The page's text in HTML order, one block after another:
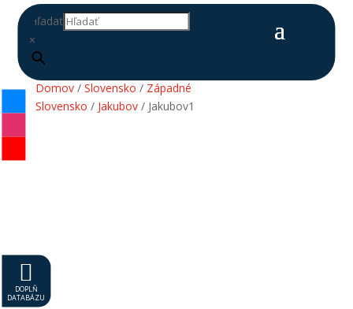
Hľadať
×

DOPLŇ
DATABÁZU
Domov/ Slovensko / Západné
Slovensko / Jakubov/ Jakubov1